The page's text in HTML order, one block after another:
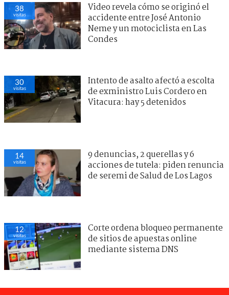
38
visitas
Video revela cómo se originó el
accidente entre José Antonio
Neme y un motociclista en Las
Condes
30
visitas
Intento de asalto afectó a escolta
de exministro Luis Cordero en
Vitacura: hay 5 detenidos
14
visitas
9 denuncias, 2 querellas y 6
acciones de tutela: piden renuncia
de seremi de Salud de Los Lagos
12
visitas
Corte ordena bloqueo permanente
de sitios de apuestas online
mediante sistema DNS